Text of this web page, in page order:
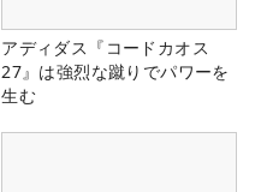
アディダス『コードカオス
27』は強烈な蹴りでパワーを
生む